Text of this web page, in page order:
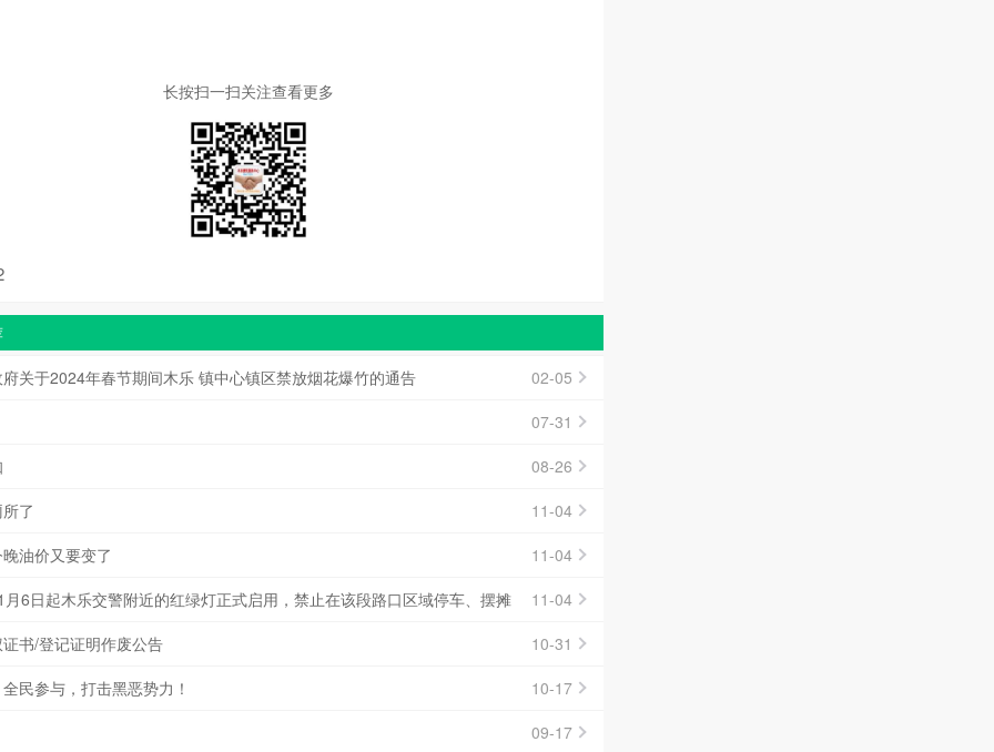
长按扫一扫关注查看更多
关于2024年春节期间木乐 镇中心镇区禁放烟花爆竹的通告
02-05
07-31
08-26
了
11-04
油价又要变了
11-04
6日起木乐交警附近的红绿灯正式启用，禁止在该段路口区域停车、摆摊
11-04
书/登记证明作废公告
10-31
民参与，打击黑恶势力！
10-17
09-17